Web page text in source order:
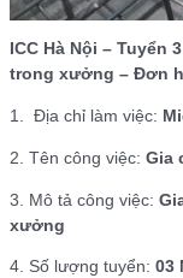
ICC Hà Nội – Tuyển
trong xưởng – Đơn
1. Địa chỉ làm việc:
2. Tên công việc: Gia
3. Mô tả công việc:
xưởng
4. Số lượng tuyển: 03